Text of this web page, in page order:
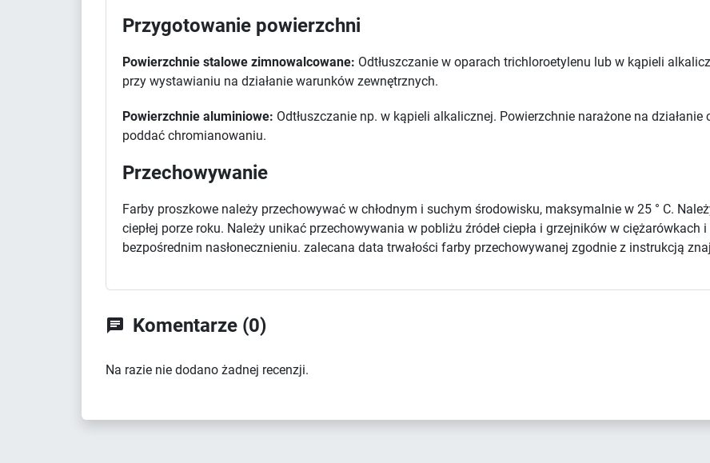
Przygotowanie powierzchni
Powierzchnie stalowe zimnowalcowane: Odtłuszczanie w oparach trichloroetylenu lub w kąpieli
przy wystawianiu na działanie warunków zewnętrznych.
Powierzchnie aluminiowe: Odtłuszczanie np. w kąpieli alkalicznej. Powierzchnie narażone na
poddać chromianowaniu.
Przechowywanie
Farby proszkowe należy przechowywać w chłodnym i suchym środowisku, maksymalnie w 25 ° C.
ciepłej porze roku. Należy unikać przechowywania w pobliżu źródeł ciepła i grzejników w
bezpośrednim nasłonecznieniu. zalecana data trwałości farby przechowywanej zgodnie z instrukcją
 Komentarze (0)
Na razie nie dodano żadnej recenzji.